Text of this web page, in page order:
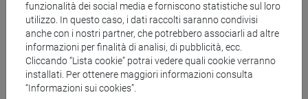
segui il feed
funzionalità dei social media e forniscono statistiche sul loro
utilizzo. In questo caso, i dati raccolti saranno condivisi
anche con i nostri partner, che potrebbero associarli ad altre
informazioni per finalità di analisi, di pubblicità, ecc.
Cliccando “Lista cookie” potrai vedere quali cookie verranno
installati. Per ottenere maggiori informazioni consulta
“Informazioni sui cookies”.